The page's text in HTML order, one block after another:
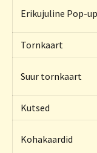
Erikujuline Pop-
Tornkaart
Suur tornkaart
Kutsed
Kohakaardid